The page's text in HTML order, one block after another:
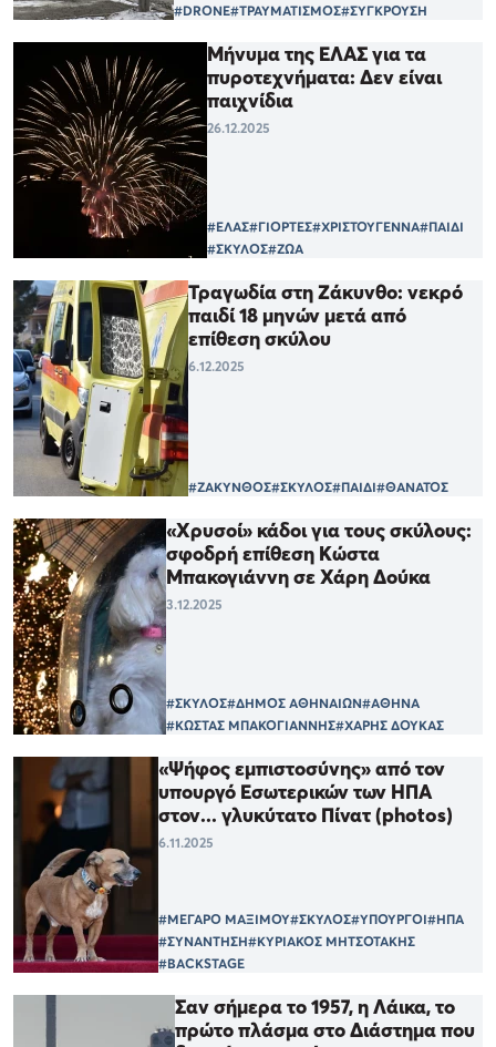
#DRONE#ΤΡΑΥΜΑΤΙΣΜΟΣ#ΣΥΓΚΡΟΥΣΗ
Μήνυμα της ΕΛΑΣ για τα
πυροτεχνήματα: Δεν είναι
παιχνίδια
26.12.2025
#ΕΛΑΣ#ΓΙΟΡΤΕΣ#ΧΡΙΣΤΟΥΓΕΝΝΑ#ΠΑΙΔΙ
#ΣΚΥΛΟΣ#ΖΩΑ
Τραγωδία στη Ζάκυνθο: νεκρό
παιδί 18 μηνών μετά από
επίθεση σκύλου
6.12.2025
#ΖΑΚΥΝΘΟΣ#ΣΚΥΛΟΣ#ΠΑΙΔΙ#ΘΑΝΑΤΟΣ
«Χρυσοί» κάδοι για τους σκύλους:
σφοδρή επίθεση Κώστα
Μπακογιάννη σε Χάρη Δούκα
3.12.2025
#ΣΚΥΛΟΣ#ΔΗΜΟΣ ΑΘΗΝΑΙΩΝ#ΑΘΗΝΑ
#ΚΩΣΤΑΣ ΜΠΑΚΟΓΙΑΝΝΗΣ#ΧΑΡΗΣ ΔΟΥΚΑΣ
«Ψήφος εμπιστοσύνης» από τον
υπουργό Εσωτερικών των ΗΠΑ
στον... γλυκύτατο Πίνατ (photos)
6.11.2025
#ΜΕΓΑΡΟ ΜΑΞΙΜΟΥ#ΣΚΥΛΟΣ#ΥΠΟΥΡΓΟΙ#ΗΠΑ
#ΣΥΝΑΝΤΗΣΗ#ΚΥΡΙΑΚΟΣ ΜΗΤΣΟΤΑΚΗΣ
#BACKSTAGE
Σαν σήμερα το 1957, η Λάικα, το
πρώτο πλάσμα στο Διάστημα που